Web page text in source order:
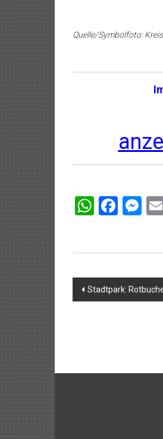
Quelle/Symbolfoto:
Stadtpark: